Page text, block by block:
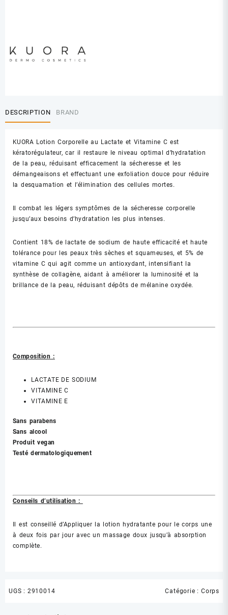
DESCRIPTION BRAND
KUORA Lotion Corporelle au Lactate et Vitamine C est
kératorégulateur, car il restaure le niveau optimal d’hydratation
de la peau, réduisant efficacement la sécheresse et les
démangeaisons et effectuant une exfoliation douce pour réduire
la desquamation et l’élimination des cellules mortes.
Il combat les légers symptômes de la sécheresse corporelle
jusqu’aux besoins d’hydratation les plus intenses.
Contient 18% de lactate de sodium de haute efficacité et haute
tolérance pour les peaux très sèches et squameuses, et 5% de
vitamine C qui agit comme un antioxydant, intensifiant la
synthèse de collagène, aidant à améliorer la luminosité et la
brillance de la peau, réduisant dépôts de mélanine oxydée.
Composition :
LACTATE DE SODIUM
VITAMINE C
VITAMINE E
Sans parabens
Sans alcool
Produit vegan
Testé dermatologiquement
Conseils d’utilisation :
Il est conseillé d’Appliquer la lotion hydratante pour le corps une
à deux fois par jour avec un massage doux jusqu’à absorption
complète.
UGS : 2910014 Catégorie : Corps